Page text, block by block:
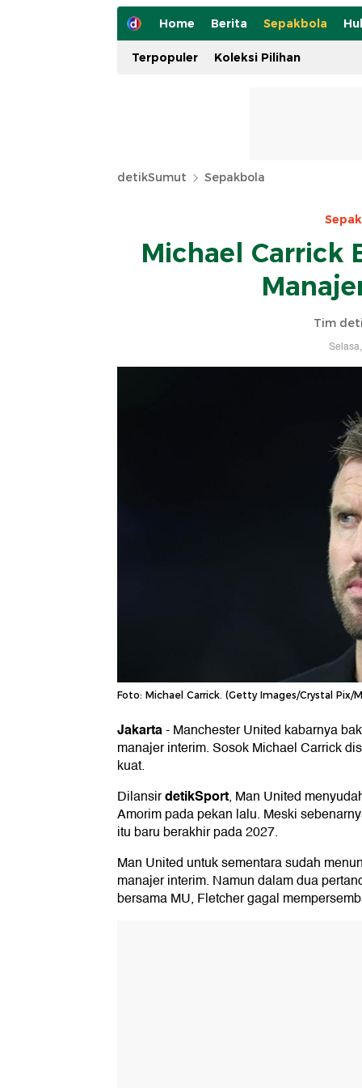
Home Berita Sepakbola
Terpopuler Koleksi Pilihan
detikSumut Sepakbola
Michael Carrick
Tim
Foto: Michael Carrick. (Getty Images/Crystal Pix/
Jakarta-Manchester United kabarnya
manajer interim. Sosok Michael Carrick
kuat.
DilansirdetikSport, Man United
Amorim pada pekan lalu. Meski
itu baru berakhir pada 2027.
Man United untuk sementara sudah
manajer interim. Namun dalam dua
bersama MU, Fletcher gagal